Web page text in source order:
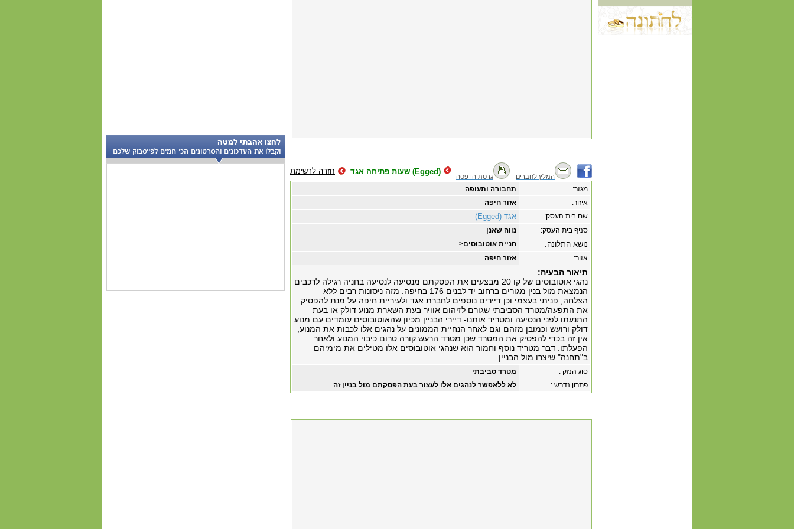
חזרה לרשימת שעות פתיחה אגד (Egged)
גרסת הדפסה המלץ לחברים
תחבורה ותעופה
מגזר:
אזור חיפה
איזור:
אגד (Egged)
שם בית העסק:
נווה שאנן
סניף בית העסק:
חניית אוטובוסים<
נושא התלונה:
אזור חיפה אזור:
תיאור הבעיה:
נהגי אוטובוסים של קו 20 מבצעים את הפסקתם מנסיעה לנסיעה בחניה רגילה לרכבים
הנמצאת מול בנין מגורים ברחוב יד לבנים 176 בחיפה. מזה ניסונות רבים ללא
הצלחה, פניתי בעצמי וכן דיירים נוספים לחברת אגד ולעיריית חיפה על מנת להפסיק
את התפעה/מטרד הסביבתי שגורם לזיהום אוויר בעת השארת מנוע דולק או בעת
התנעתו לפני הנסיעה ומטריד אותנו- דיירי הבניין מכיון שהאוטובוסים עומדים עם מנוע
דולק ורועש וכמובן מזהם וגם לאחר הנחיית הממונים על נהגים אלו לכבות את המנוע,
אין זה בכדי להפסיק את המטרד שכן מטרד הרעש קורה טרום כיבוי המנוע ולאחר
הפעלתו. דבר מטריד נוסף וחמור הוא שנהגי אוטובוסים אלו מטילים את מימיהם
ב"תחנה" שיצרו מול הבניין.
מטרד סביבתי
סוג הנזק :
לא ללאפשר לנהגים אלו לעצור בעת הפסקתם מול בניין זה
פתרון נדרש :